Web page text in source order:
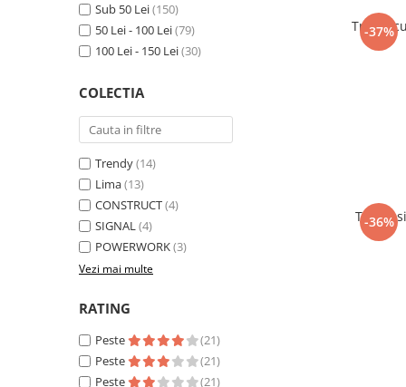
Sub 50 Lei(150)
50 Lei - 100 Lei(79)
100 Lei - 150 Lei(30)
COLECTIA
Trendy(14)
Lima(13)
CONSTRUCT(4)
SIGNAL(4)
POWERWORK(3)
Vezi mai multe
RATING
Peste
(21)
Peste
(21)
Peste
(21)
-37%
Tricou
-36%
Tricou